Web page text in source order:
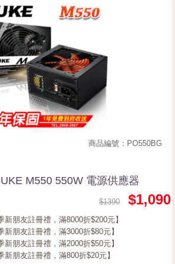
商品編號：PO550BG
M550 550W 電源供應器
$1390 $1,090
新朋友註冊禮，滿8000折$200元】
新朋友註冊禮，滿3000折$80元】
新朋友註冊禮，滿2000折$50元】
新朋友註冊禮，滿800折$20元】